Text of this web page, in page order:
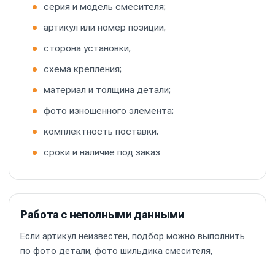
серия и модель смесителя;
артикул или номер позиции;
сторона установки;
схема крепления;
материал и толщина детали;
фото изношенного элемента;
комплектность поставки;
сроки и наличие под заказ.
Работа с неполными данными
Если артикул неизвестен, подбор можно выполнить
по фото детали, фото шильдика смесителя,